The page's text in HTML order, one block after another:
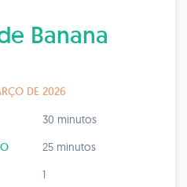
Banana
DE 2026
30 minutos
25 minutos
1